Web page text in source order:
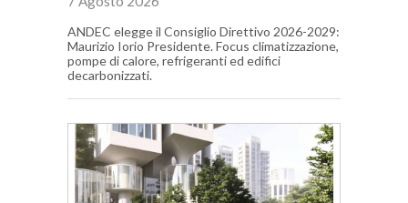
ANDEC elegge il Consiglio Direttivo 2026-2029:
Maurizio Iorio Presidente. Focus climatizzazione,
pompe di calore, refrigeranti ed edifici
decarbonizzati.